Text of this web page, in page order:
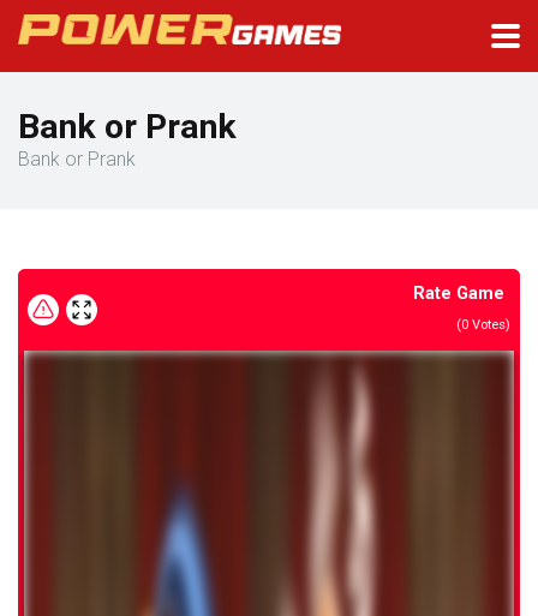
Bank or Prank
Bank or Prank
Rate Game
(0 Votes)